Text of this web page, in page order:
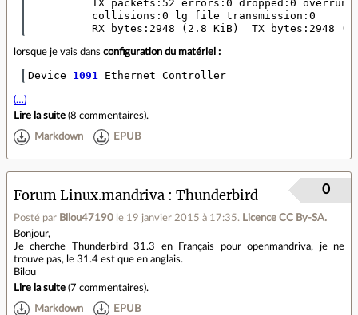
TX packets:52 errors:0 dropped:0
          collisions:0 lg file transmission:0
          RX bytes:2948
( 2.8 KiB)
  TX bytes:2948
(
lorsque je vais dans configuration du matériel :
Device 1091
(…)
Lire la suite (8 commentaires).
Markdown EPUB
Forum Linux.mandriva Thunderbird
Posté par Bilou47190 le 19 janvier 2015 à 17:35. Licence CC By‑SA.
0
Bonjour,
Je cherche Thunderbird 31.3 en Français pour openmandriva, je ne
trouve pas, le 31.4 est que en anglais.
Bilou
Lire la suite (7 commentaires).
Markdown EPUB